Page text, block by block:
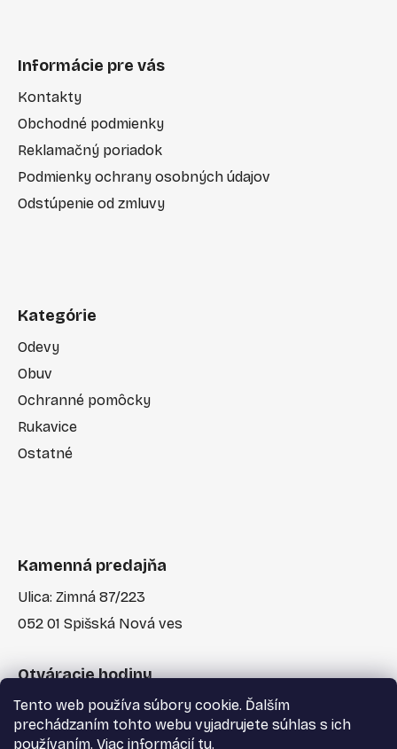
Tento web používa súbory cookie. Ďalším
prechádzaním tohto webu vyjadrujete súhlas s ich
používaním. Viac informácií tu.
Informácie pre vás
Kontakty
Obchodné podmienky
Reklamačný poriadok
Podmienky ochrany osobných údajov
Odstúpenie od zmluvy
Kategórie
Odevy
Obuv
Ochranné pomôcky
Rukavice
Ostatné
Kamenná predajňa
Ulica: Zimná 87/223
052 01 Spišská Nová ves
Otváracie hodiny
Po-Pia: 7:30 - 17:00